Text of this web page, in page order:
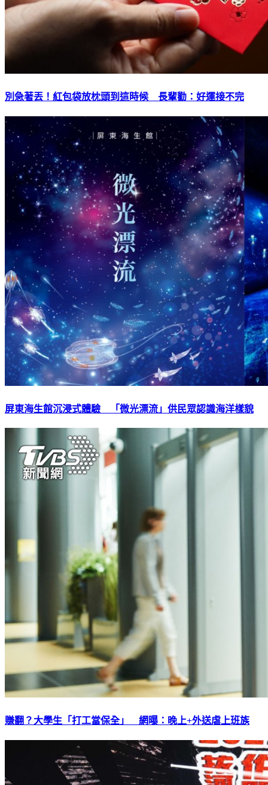
別急著丟！紅包袋放枕頭到這時候 長輩勸：好運接不完
屏東海生館沉浸式體驗 「微光漂流」供民眾認識海洋樣貌
賺翻？大學生「打工當保全」 網曝：晚上+外送虐上班族